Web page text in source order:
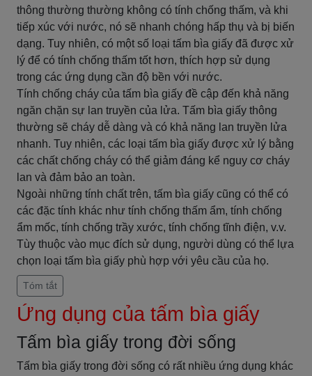
thông thường thường không có tính chống thấm, và khi
tiếp xúc với nước, nó sẽ nhanh chóng hấp thụ và bị biến
dạng. Tuy nhiên, có một số loại tấm bìa giấy đã được xử
lý để có tính chống thấm tốt hơn, thích hợp sử dụng
trong các ứng dụng cần độ bền với nước.
Tính chống cháy của tấm bìa giấy đề cập đến khả năng
ngăn chặn sự lan truyền của lửa. Tấm bìa giấy thông
thường sẽ cháy dễ dàng và có khả năng lan truyền lửa
nhanh. Tuy nhiên, các loại tấm bìa giấy được xử lý bằng
các chất chống cháy có thể giảm đáng kể nguy cơ cháy
lan và đảm bảo an toàn.
Ngoài những tính chất trên, tấm bìa giấy cũng có thể có
các đặc tính khác như tính chống thấm ẩm, tính chống
ẩm mốc, tính chống trầy xước, tính chống tĩnh điện, v.v.
Tùy thuộc vào mục đích sử dụng, người dùng có thể lựa
chọn loại tấm bìa giấy phù hợp với yêu cầu của họ.
Tóm tắt
Ứng dụng của tấm bìa giấy
Tấm bìa giấy trong đời sống
Tấm bìa giấy trong đời sống có rất nhiều ứng dụng khác